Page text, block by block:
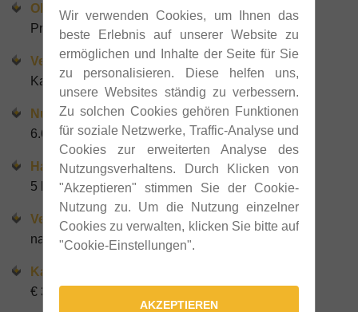
Objektart
Produktion / Lager / Büro
Vermarktung
Kauf
Nutzfläche gesamt
6.600 m²
Hallenhöhe
5 bis 9 m
Verfügbar ab
nach Vereinbaung
Kaupfpreis
€ 3,7 Mio
Wir verwenden Cookies, um Ihnen das
beste Erlebnis auf unserer Website zu
ermöglichen und Inhalte der Seite für Sie
zu personalisieren. Diese helfen uns,
unsere Websites ständig zu verbessern.
Zu solchen Cookies gehören Funktionen
für soziale Netzwerke, Traffic-Analyse und
Cookies zur erweiterten Analyse des
Nutzungsverhaltens. Durch Klicken von
"Akzeptieren" stimmen Sie der Cookie-
Nutzung zu. Um die Nutzung einzelner
Cookies zu verwalten, klicken Sie bitte auf
"Cookie-Einstellungen".
AKZEPTIEREN